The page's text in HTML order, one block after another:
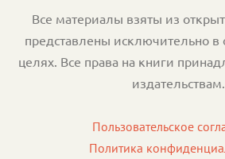
Все материалы взяты из
представлены исключительно в
целях. Все права на книги
издательствам.
Пользовательское
Политика